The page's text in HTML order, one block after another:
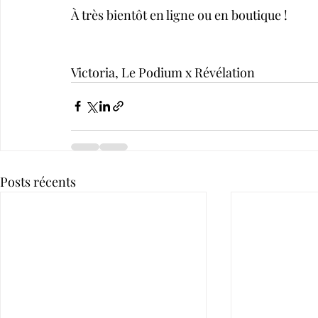
À très bientôt en ligne ou en boutique !
Victoria, Le Podium x Révélation
Posts récents